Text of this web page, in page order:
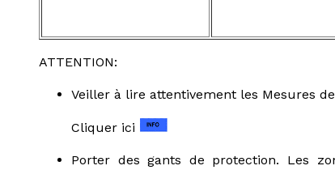
ATTENTION:
Veiller à lire attentivement les Mesures
Cliquer ici
Porter des gants de protection. Les